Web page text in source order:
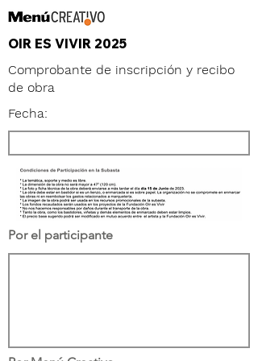
OIR ES VIVIR 2025
Comprobante de inscripción y recibo
de obra
Fecha:
Por el participante